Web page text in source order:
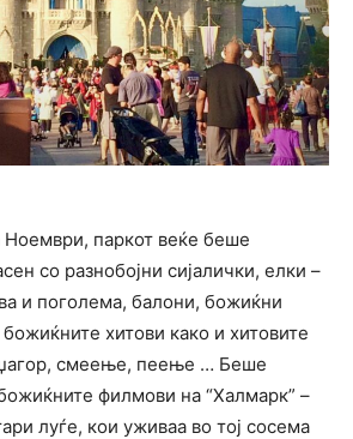
Ноември, паркот веќе беше
со разнобојни сијалички, елки –
и поголема, балони, божиќни
хитови како и хитовите
смеење, пеење … Беше
филмови на “Халмарк” –
луѓе, кои уживаа во тој сосема